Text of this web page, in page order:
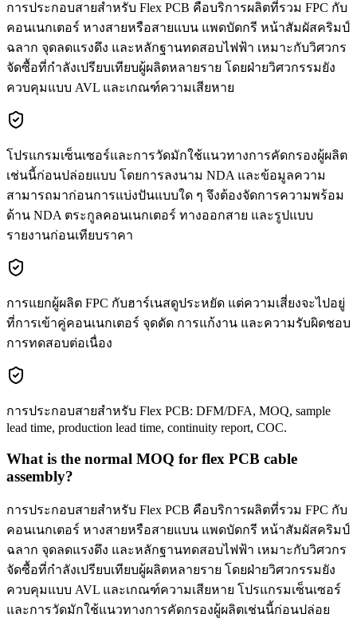
การประกอบสายสำหรับ Flex PCB คือบริการผลิตที่รวม FPC กับ
คอนเนกเตอร์ หางสายหรือสายแบน แพดบัดกรี หน้าสัมผัสคริมป์
ฉลาก จุดลดแรงดึง และหลักฐานทดสอบไฟฟ้า เหมาะกับวิศวกร
จัดซื้อที่กำลังเปรียบเทียบผู้ผลิตหลายราย โดยฝ่ายวิศวกรรมยัง
ควบคุมแบบ AVL และเกณฑ์ความเสียหาย
โปรแกรมเซ็นเซอร์และการวัดมักใช้แนวทางการคัดกรองผู้ผลิต
เช่นนี้ก่อนปล่อยแบบ โดยการลงนาม NDA และข้อมูลความ
สามารถมาก่อนการแบ่งปันแบบใด ๆ จึงต้องจัดการความพร้อม
ด้าน NDA ตระกูลคอนเนกเตอร์ ทางออกสาย และรูปแบบ
รายงานก่อนเทียบราคา
การแยกผู้ผลิต FPC กับฮาร์เนสดูประหยัด แต่ความเสี่ยงจะไปอยู่
ที่การเข้าคู่คอนเนกเตอร์ จุดดัด การแก้งาน และความรับผิดชอบ
การทดสอบต่อเนื่อง
การประกอบสายสำหรับ Flex PCB: DFM/DFA, MOQ, sample
lead time, production lead time, continuity report, COC.
What is the normal MOQ for flex PCB cable
assembly?
การประกอบสายสำหรับ Flex PCB คือบริการผลิตที่รวม FPC กับ
คอนเนกเตอร์ หางสายหรือสายแบน แพดบัดกรี หน้าสัมผัสคริมป์
ฉลาก จุดลดแรงดึง และหลักฐานทดสอบไฟฟ้า เหมาะกับวิศวกร
จัดซื้อที่กำลังเปรียบเทียบผู้ผลิตหลายราย โดยฝ่ายวิศวกรรมยัง
ควบคุมแบบ AVL และเกณฑ์ความเสียหาย โปรแกรมเซ็นเซอร์
และการวัดมักใช้แนวทางการคัดกรองผู้ผลิตเช่นนี้ก่อนปล่อย